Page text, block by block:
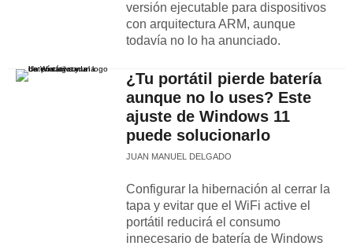
versión ejecutable para dispositivos
con arquitectura ARM, aunque
todavía no lo ha anunciado.
¿Tu portátil pierde batería
aunque no lo uses? Este
ajuste de Windows 11
puede solucionarlo
JUAN MANUEL DELGADO
Configurar la hibernación al cerrar la
tapa y evitar que el WiFi active el
portátil reducirá el consumo
innecesario de batería de Windows